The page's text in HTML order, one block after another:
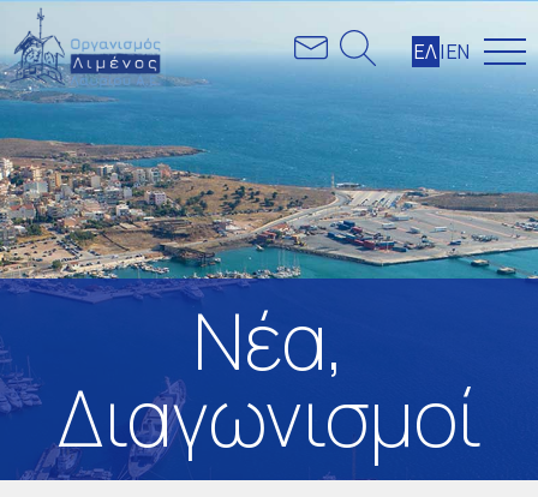
ΕΛ|ΕΝ
Nέα,
Διαγωνισμοί